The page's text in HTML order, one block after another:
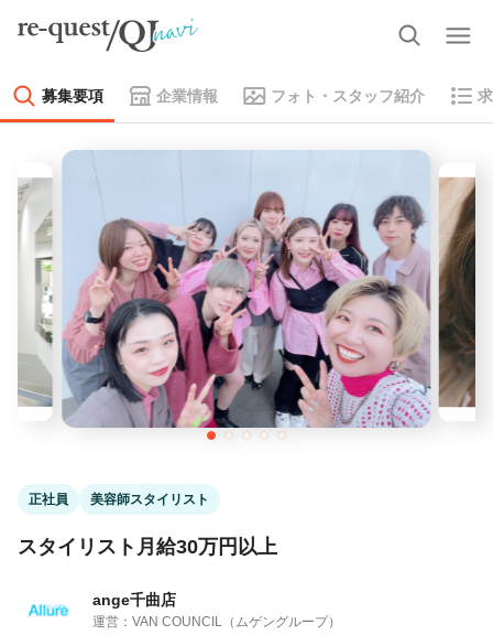
募集要項 企業情報 フォト・スタッフ紹介
正社員 美容師スタイリスト
スタイリスト月給30万円以上
ange千曲店
運営：VAN COUNCIL（ムゲングループ）